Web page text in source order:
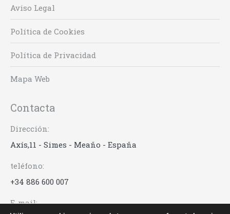
Aviso Legal
Política de Cookies
Política de Privacidad
Mapa Web
Contacta
Dirección:
Axís,11 - Simes - Meaño - España
teléfono:
+34 886 600 007
E-mail: